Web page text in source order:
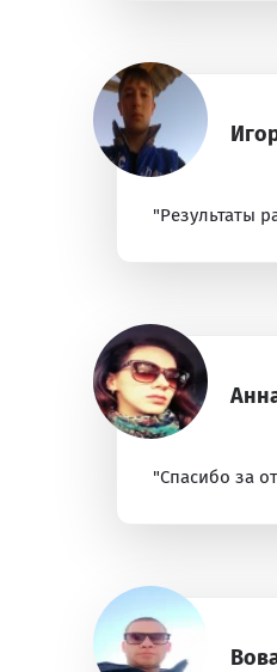
"Результаты
"Спасибо за